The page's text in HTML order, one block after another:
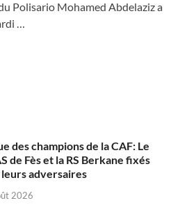
Polisario Mohamed Abdelaziz a
…
des champions de la CAF: Le
de Fès et la RS Berkane fixés
adversaires
2026